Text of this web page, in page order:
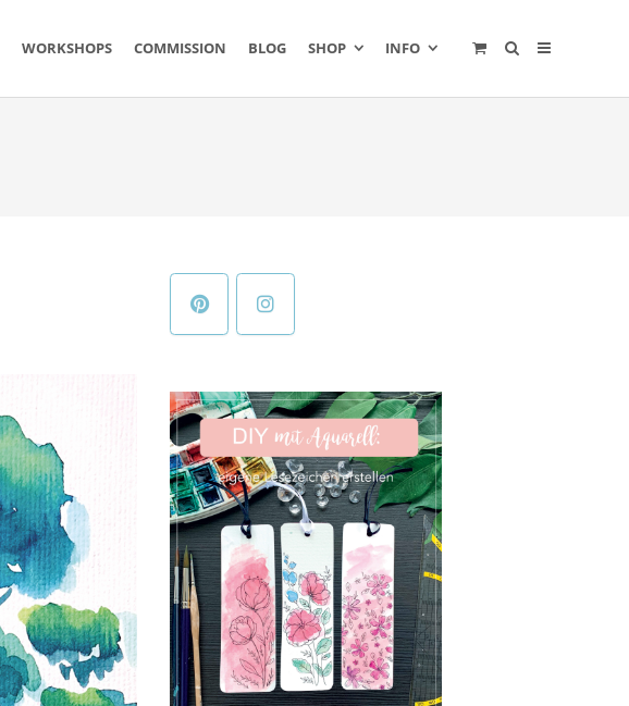
WORKSHOPS COMMISSION BLOG SHOP INFO